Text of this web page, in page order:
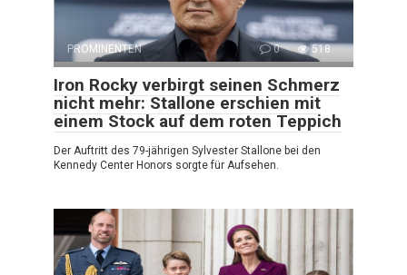
PROMINENTEN 0 518
Iron Rocky verbirgt seinen Schmerz
nicht mehr: Stallone erschien mit
einem Stock auf dem roten Teppich
Der Auftritt des 79-jährigen Sylvester Stallone bei den
Kennedy Center Honors sorgte für Aufsehen.